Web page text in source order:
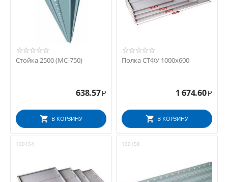
Стойка 2500 (МС-750)
638.57 Р
В КОРЗИНУ
Полка СТФУ 1000х600
1 674.60 Р
В КОРЗИНУ
100154 100158